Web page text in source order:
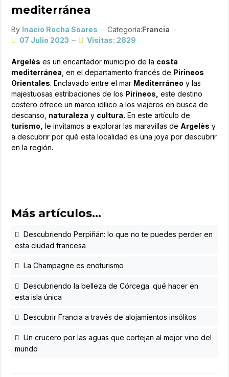
mediterránea
By Inacio Rocha Soares Categoría: Francia
07 Julio 2023
Visitas: 2829
Argelès es un encantador municipio de la costa
mediterránea, en el departamento francés de Pirineos
Orientales. Enclavado entre el mar Mediterráneo y las
majestuosas estribaciones de los Pirineos, este destino
costero ofrece un marco idílico a los viajeros en busca de
descanso, naturaleza y cultura. En este artículo de
turismo, le invitamos a explorar las maravillas de Argelès y
a descubrir por qué esta localidad es una joya por descubrir
en la región.
Más artículos…
Descubriendo Perpiñán: lo que no te puedes perder en
esta ciudad francesa
La Champagne es enoturismo
Descubriendo la belleza de Córcega: qué hacer en
esta isla única
Descubrir Francia a través de alojamientos insólitos
Un crucero por las aguas que cortejan al mejor vino del
mundo